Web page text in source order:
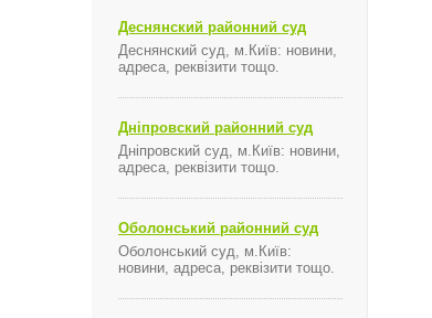
Деснянский районний суд
Деснянский суд, м.Київ: новини,
адреса, реквізити тощо.
Дніпровский районний суд
Дніпровский суд, м.Київ: новини,
адреса, реквізити тощо.
Оболонський районний суд
Оболонський суд, м.Київ:
новини, адреса, реквізити тощо.